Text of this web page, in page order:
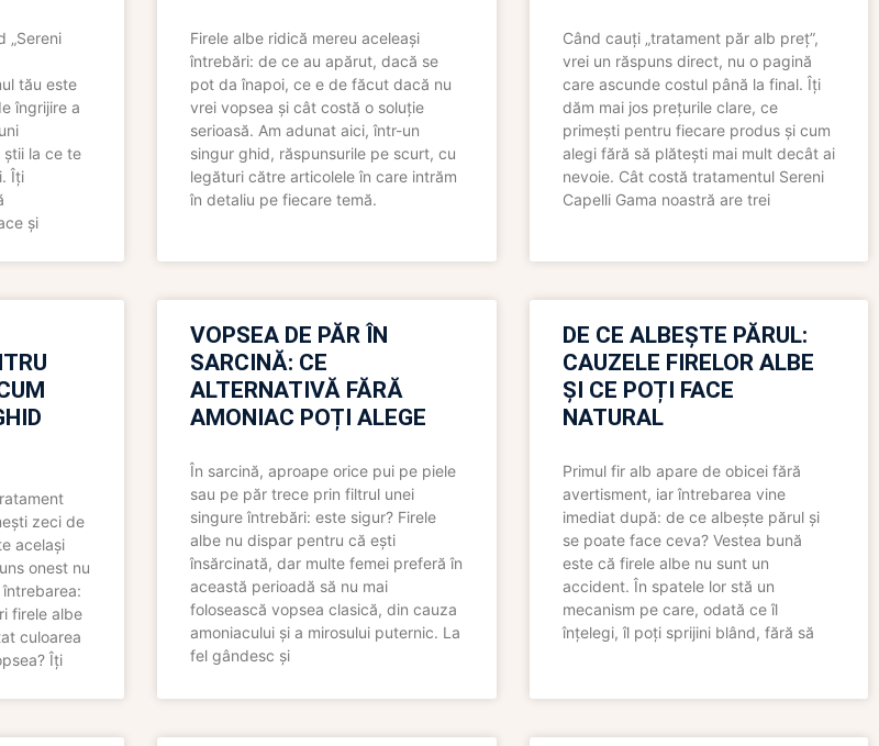
„Sereni
tău este
îngrijire a
la ce te
Îți
și
Firele albe ridică mereu aceleași
întrebări: de ce au apărut, dacă se
pot da înapoi, ce e de făcut dacă nu
vrei vopsea și cât costă o soluție
serioasă. Am adunat aici, într-un
singur ghid, răspunsurile pe scurt, cu
legături către articolele în care intrăm
în detaliu pe fiecare temă.
Când cauți „tratament păr alb preț”,
vrei un răspuns direct, nu o pagină
care ascunde costul până la final. Îți
dăm mai jos prețurile clare, ce
primești pentru fiecare produs și cum
alegi fără să plătești mai mult decât ai
nevoie. Cât costă tratamentul Sereni
Capelli Gama noastră are trei
zeci de
același
onest nu
firele albe
culoarea
Îți
VOPSEA DE PĂR ÎN
SARCINĂ: CE
ALTERNATIVĂ FĂRĂ
AMONIAC POȚI ALEGE
În sarcină, aproape orice pui pe piele
sau pe păr trece prin filtrul unei
singure întrebări: este sigur? Firele
albe nu dispar pentru că ești
însărcinată, dar multe femei preferă în
această perioadă să nu mai
folosească vopsea clasică, din cauza
amoniacului și a mirosului puternic. La
fel gândesc și
DE CE ALBEȘTE PĂRUL:
CAUZELE FIRELOR ALBE
ȘI CE POȚI FACE
NATURAL
Primul fir alb apare de obicei fără
avertisment, iar întrebarea vine
imediat după: de ce albește părul și
se poate face ceva? Vestea bună
este că firele albe nu sunt un
accident. În spatele lor stă un
mecanism pe care, odată ce îl
înțelegi, îl poți sprijini blând, fără să